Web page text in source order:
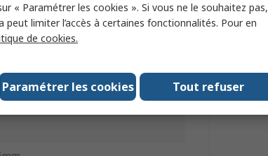
dc
« Paramétrer les cookies ». Si vous ne le souhaitez pas,
peut limiter l’accès à certaines fonctionnalités. Pour en
de cookies.
Paramétrer les cookies Tout refuser